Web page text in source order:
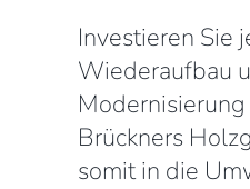
Investieren Sie
Wiederaufbau
Brückners
somit in die